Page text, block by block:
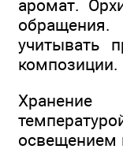
аромат.
учитывать
композиции.
освещением